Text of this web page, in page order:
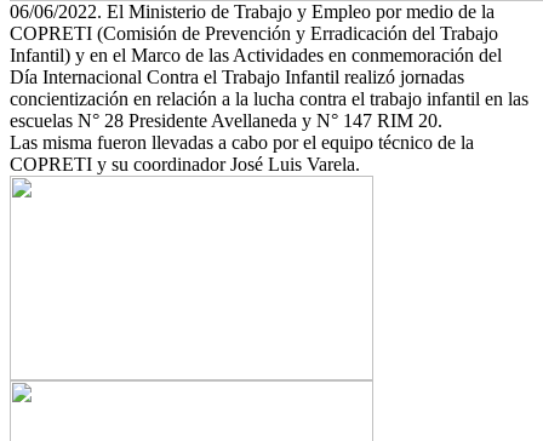
06/06/2022. El Ministerio de Trabajo y Empleo por medio de la
COPRETI (Comisión de Prevención y Erradicación del Trabajo
Infantil) y en el Marco de las Actividades en conmemoración del
Día Internacional Contra el Trabajo Infantil realizó jornadas
concientización en relación a la lucha contra el trabajo infantil en las
escuelas N° 28 Presidente Avellaneda y N° 147 RIM 20.
Las misma fueron llevadas a cabo por el equipo técnico de la
COPRETI y su coordinador José Luis Varela.